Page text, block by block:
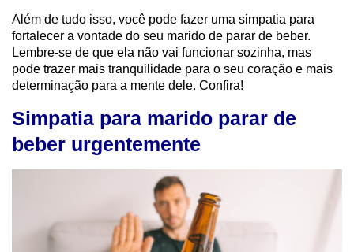
Além de tudo isso, você pode fazer uma simpatia para
fortalecer a vontade do seu marido de parar de beber.
Lembre-se de que ela não vai funcionar sozinha, mas
pode trazer mais tranquilidade para o seu coração e mais
determinação para a mente dele. Confira!
Simpatia para marido parar de
beber urgentemente